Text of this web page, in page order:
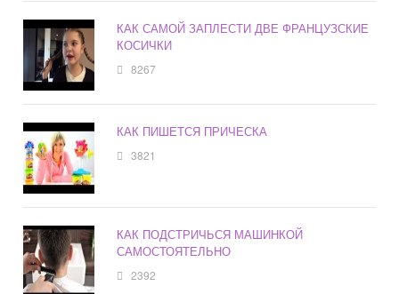
КАК САМОЙ ЗАПЛЕСТИ ДВЕ ФРАНЦУЗСКИЕ
КОСИЧКИ
8267
КАК ПИШЕТСЯ ПРИЧЕСКА
3821
КАК ПОДСТРИЧЬСЯ МАШИНКОЙ
САМОСТОЯТЕЛЬНО
2392